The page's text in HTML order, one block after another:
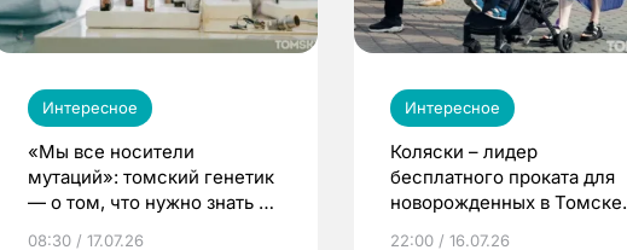
Интересное
«Мы все носители
мутаций»: томский генетик
— о том, что нужно знать до
08:30 / 17.07.26
Интересное
Коляски – лидер
бесплатного проката для
новорожденных в Томске.
22:00 / 16.07.26